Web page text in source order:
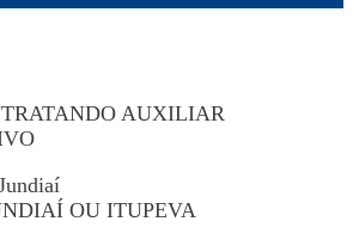
AUXILIAR
OU ITUPEVA